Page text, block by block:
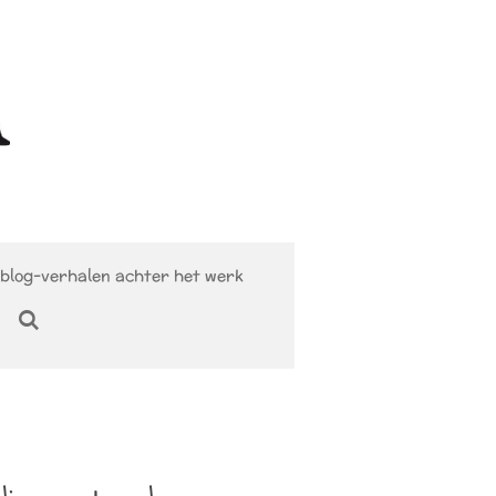
blog-verhalen achter het werk